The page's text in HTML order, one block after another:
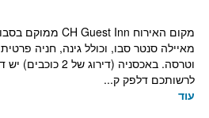
מאיילה סנטר סבו, וכולל גינה, חניה
וטרסה. באכסניה
לרשותכם דלפק ק...
עוד